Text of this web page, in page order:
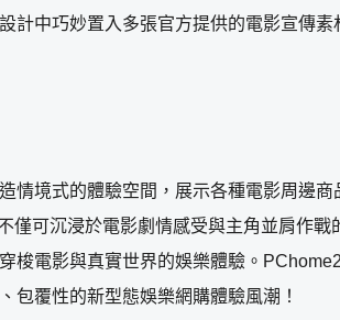
中巧妙置入多張官方提供的電影宣傳
情境式的體驗空間，展示各種電影周邊
可沉浸於電影劇情感受與主角並肩作
電影與真實世界的娛樂體驗。
包覆性的新型態娛樂網購體驗風潮！